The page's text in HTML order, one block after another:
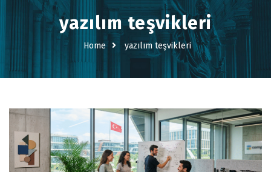
yazılım teşvikleri
Home yazılım teşvikleri